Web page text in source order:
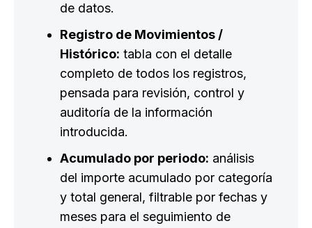
de datos.
Registro de Movimientos /
Histórico: tabla con el detalle
completo de todos los registros,
pensada para revisión, control y
auditoría de la información
introducida.
Acumulado por periodo: análisis
del importe acumulado por categoría
y total general, filtrable por fechas y
meses para el seguimiento de